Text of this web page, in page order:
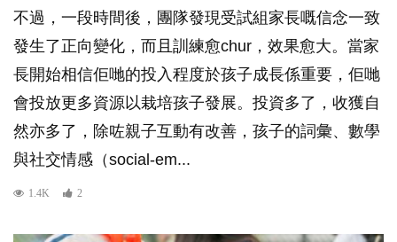
不過，一段時間後，團隊發現受試組家長嘅信念一致
發生了正向變化，而且訓練愈chur，效果愈大。當家
長開始相信佢哋的投入程度於孩子成長係重要，佢哋
會投放更多資源以栽培孩子發展。投資多了，收獲自
然亦多了，除咗親子互動有改善，孩子的詞彙、數學
與社交情感（social-em...
1.4K 2